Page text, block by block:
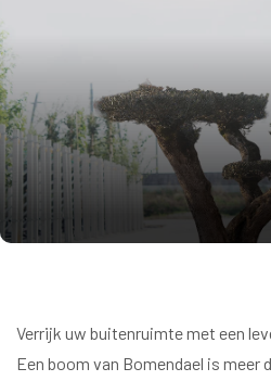
Verrijk uw buitenruimte met een
Een boom van Bomendael is meer